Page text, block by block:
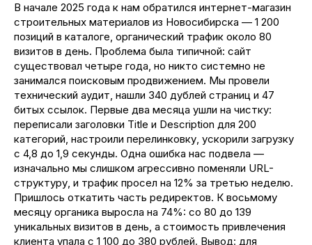
В начале 2025 года к нам обратился интернет-магазин
строительных материалов из Новосибирска — 1 200
позиций в каталоге, органический трафик около 80
визитов в день. Проблема была типичной: сайт
существовал четыре года, но никто системно не
занимался поисковым продвижением. Мы провели
технический аудит, нашли 340 дублей страниц и 47
битых ссылок. Первые два месяца ушли на чистку:
переписали заголовки Title и Description для 200
категорий, настроили перелинковку, ускорили загрузку
с 4,8 до 1,9 секунды. Одна ошибка нас подвела —
изначально мы слишком агрессивно поменяли URL-
структуру, и трафик просел на 12% за третью неделю.
Пришлось откатить часть редиректов. К восьмому
месяцу органика выросла на 74%: со 80 до 139
уникальных визитов в день, а стоимость привлечения
клиента упала с 1 100 до 380 рублей. Вывод: для